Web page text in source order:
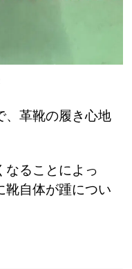
、革靴の履き心地
なることによっ
靴自体が踵につい